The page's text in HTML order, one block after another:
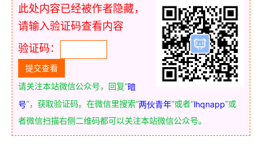
此处内容已经被作者隐藏，
请输入验证码查看内容
验证码：
请关注本站微信公众号，回复“暗
号”，获取验证码。在微信里搜索“两伙青年”或者“lhqnapp”或
者微信扫描右侧二维码都可以关注本站微信公众号。